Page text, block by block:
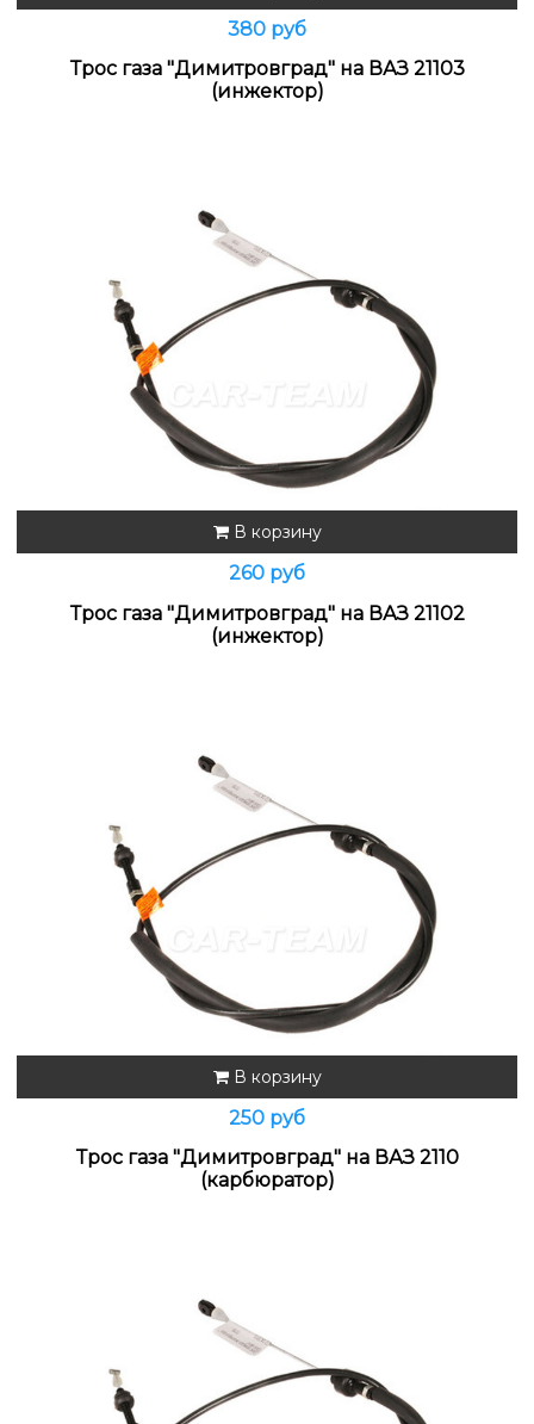
380 руб
Трос газа "Димитровград" на ВАЗ 21103
(инжектор)
В корзину
260 руб
Трос газа "Димитровград" на ВАЗ 21102
(инжектор)
В корзину
250 руб
Трос газа "Димитровград" на ВАЗ 2110
(карбюратор)